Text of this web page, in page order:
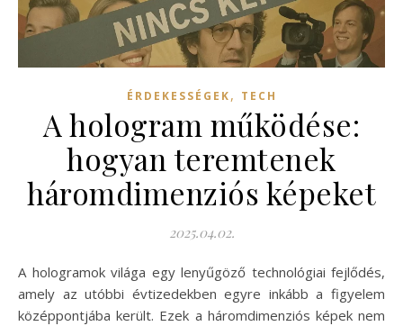
ÉRDEKESSÉGEK, TECH
A hologram működése:
hogyan teremtenek
háromdimenziós képeket
2025.04.02.
A hologramok világa egy lenyűgöző technológiai fejlődés,
amely az utóbbi évtizedekben egyre inkább a figyelem
középpontjába került. Ezek a háromdimenziós képek nem